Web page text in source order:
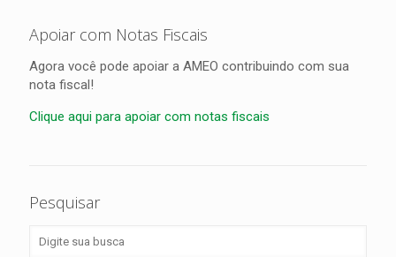
Apoiar com Notas Fiscais
Agora você pode apoiar a AMEO contribuindo com sua
nota fiscal!
Clique aqui para apoiar com notas fiscais
Pesquisar